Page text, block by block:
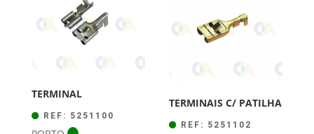
TERMINAL
REF: 5251100
TERMINAIS C/ PATILHA
REF: 5251102